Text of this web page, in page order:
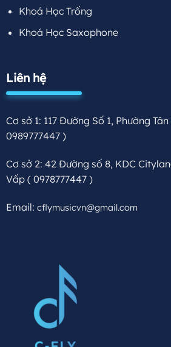
Khoá Học Trống
Khoá Học Saxophone
Liên hệ
Cơ sở 1: 117 Đường Số 1, Phường
0989777447 )
Cơ sở 2: 42 Đường số 8, KDC
Vấp( 0978777447 )
Email: cflymusicvn@gmail.com